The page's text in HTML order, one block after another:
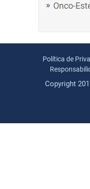
Onco-
Política de
Copyright